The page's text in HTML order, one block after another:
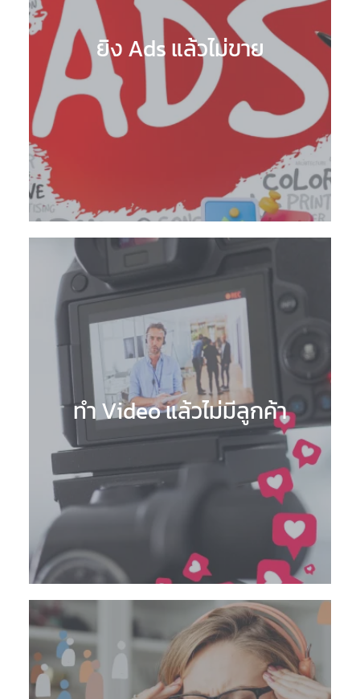
ยิง Ads แล้วไม่ขาย
ทำ Video แล้วไม่มีลูกค้า